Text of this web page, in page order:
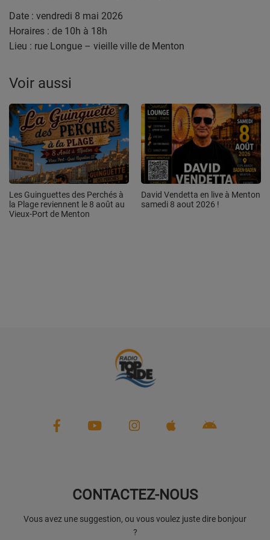
Date : vendredi 8 mai 2026
Horaires : de 10h à 18h
Lieu : rue Longue – vieille ville de Menton
Voir aussi
Les Guinguettes des Perchés à
la Plage reviennent le 8 août au
Vieux-Port de Menton
David Vendetta en live à Menton
samedi 8 aout 2026 !
CONTACTEZ-NOUS
Vous avez une suggestion, ou vous voulez juste dire bonjour
?